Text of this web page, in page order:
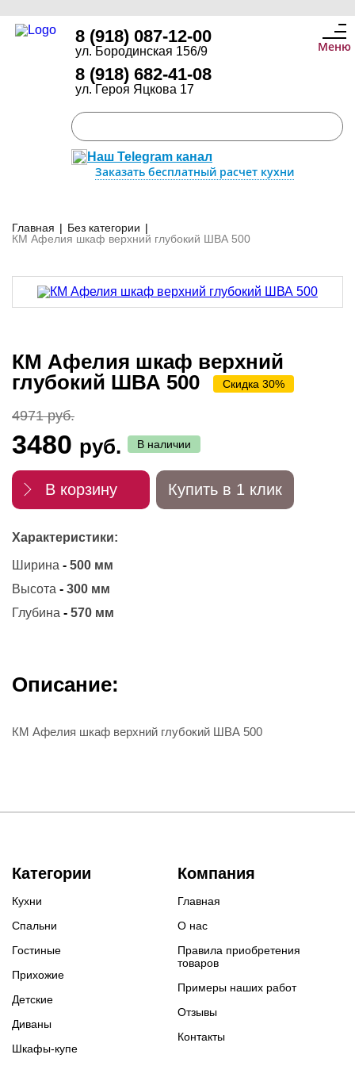
8 (918) 087-12-00
ул. Бородинская 156/9
8 (918) 682-41-08
ул. Героя Яцкова 17
Наш Telegram канал
Заказать бесплатный расчет кухни
Меню
Главная | Без категории |
КМ Афелия шкаф верхний глубокий ШВА 500
КМ Афелия шкаф верхний
глубокий ШВА 500
Скидка 30%
4971 руб.
3480 руб. В наличии
В корзину Купить в 1 клик
Характеристики:
Ширина - 500 мм
Высота - 300 мм
Глубина - 570 мм
Описание:
КМ Афелия шкаф верхний глубокий ШВА 500
Категории
Кухни
Спальни
Гостиные
Прихожие
Детские
Диваны
Шкафы-купе
Компания
Главная
О нас
Правила приобретения
товаров
Примеры наших работ
Отзывы
Контакты